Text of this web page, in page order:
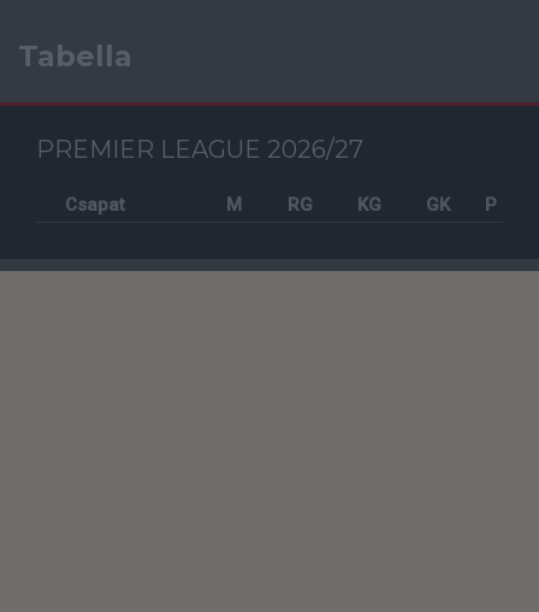
Tabella
PREMIER LEAGUE 2026/27
Csapat M RG KG GK P